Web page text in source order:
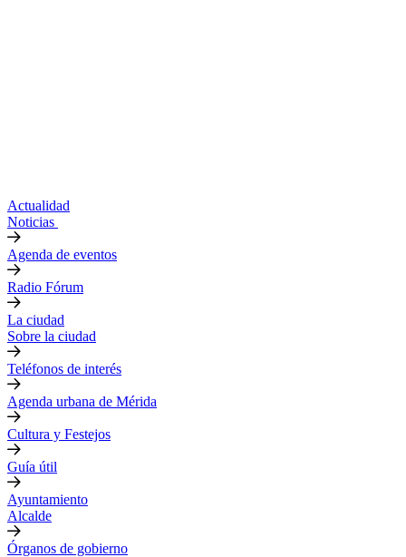
Actualidad
Noticias
Agenda de eventos
Radio Fórum
La ciudad
Sobre la ciudad
Teléfonos de interés
Agenda urbana de Mérida
Cultura y Festejos
Guía útil
Ayuntamiento
Alcalde
Órganos de gobierno